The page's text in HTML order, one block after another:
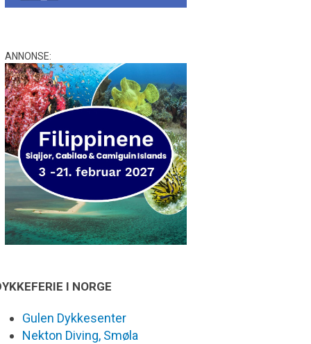
ANNONSE:
I NORGE
Gulen Dykkesenter
Nekton Diving, Smøla